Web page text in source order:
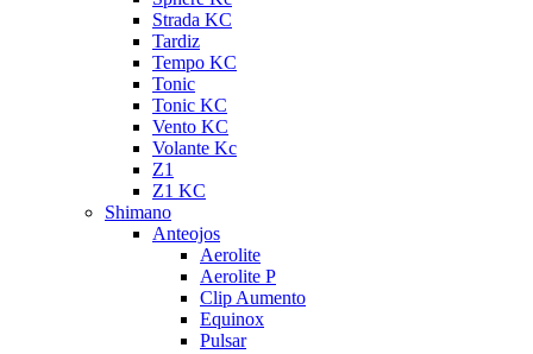
Strada KC
Tardiz
Tempo KC
Tonic
Tonic KC
Vento KC
Volante Kc
Z1
Z1 KC
Shimano
Anteojos
Aerolite
Aerolite P
Clip Aumento
Equinox
Pulsar